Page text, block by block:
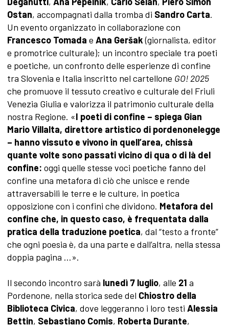
Ostan, accompagnati dalla tromba di Sandro Carta.
Un evento organizzato in collaborazione con
Francesco Tomada e Ana Geršak(giornalista, editor
e promotrice culturale); un incontro speciale tra poeti
e poetiche, un confronto delle esperienze di confine
tra Slovenia e Italia inscritto nel cartellone GO! 2025
che promuove il tessuto creativo e culturale del Friuli
Venezia Giulia e valorizza il patrimonio culturale della
nostra Regione. «I poeti di confine – spiega Gian
Mario Villalta, direttore artistico di pordenonelegge
– hanno vissuto e vivono in quell’area, chissà
quante volte sono passati vicino di qua o di là del
confine: oggi quelle stesse voci poetiche fanno del
confine una metafora di ciò che unisce e rende
attraversabili le terre e le culture, in poetica
opposizione con i confini che dividono. Metafora del
confine che, in questo caso, è frequentata dalla
pratica della traduzione poetica, dal “testo a fronte”
che ogni poesia è, da una parte e dall’altra, nella stessa
doppia pagina …».
Il secondo incontro sarà lunedì 7 luglio, alle 21 a
Pordenone, nella storica sede del Chiostro della
Biblioteca Civica, dove leggeranno i loro testi Alessia
Bettin, Sebastiano Comis, Roberta Durante,